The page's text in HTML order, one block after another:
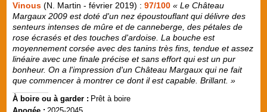
Vinous (N. Martin - février 2019) : 97/100« Le Château
Margaux 2009 est doté d'un nez époustouflant qui délivre des
senteurs intenses de mûre et de canneberge, des pétales de
rose écrasés et des touches d'ardoise. La bouche est
moyennement corsée avec des tanins très fins, tendue et assez
linéaire avec une finale précise et sans effort qui est un pur
bonheur. On a l'impression d'un Château Margaux qui ne fait
que commencer à montrer ce dont il est capable. Brillant. »
À boire ou à garder : Prêt à boire